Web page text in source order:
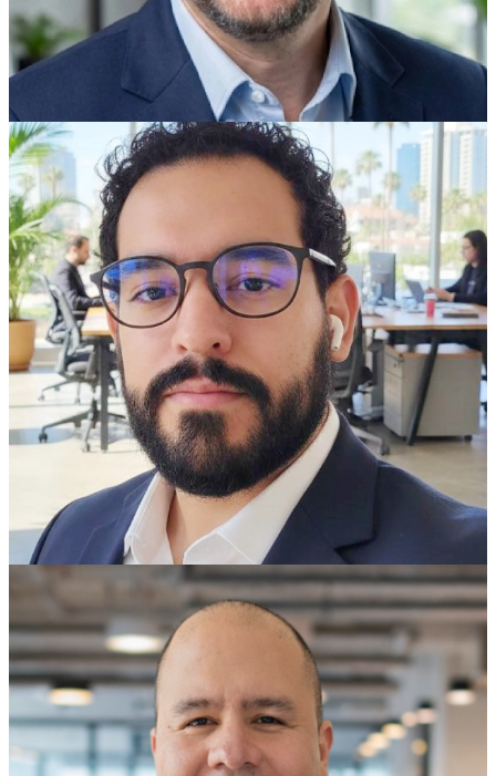
Jhohan Sanabria
Director de e-commerce, MD. en derecho
Informático y nuevas tecnologías.
Efrén Porras